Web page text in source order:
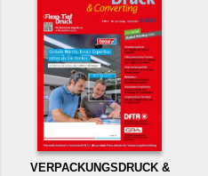
VERPACKUNGSDRUCK &